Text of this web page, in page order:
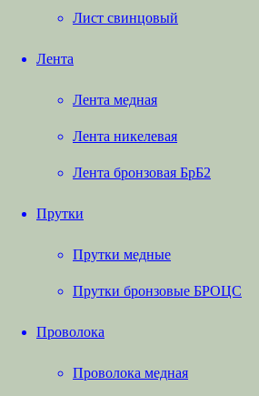
Лист свинцовый
Лента
Лента медная
Лента никелевая
Лента бронзовая БрБ2
Прутки
Прутки медные
Прутки бронзовые БРОЦС
Проволока
Проволока медная